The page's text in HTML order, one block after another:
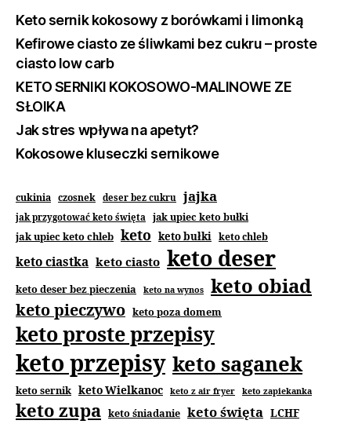
Keto sernik kokosowy z borówkami i limonką
Kefirowe ciasto ze śliwkami bez cukru – proste
ciasto low carb
KETO SERNIKI KOKOSOWO-MALINOWE ZE
SŁOIKA
Jak stres wpływa na apetyt?
Kokosowe kluseczki sernikowe
cukinia czosnek deser bez cukru jajka
jak przygotować keto święta jak upiec keto bułki
jak upiec keto chleb keto keto bułki keto chleb
keto ciastka keto ciasto keto deser
keto deser bez pieczenia keto na wynos keto obiad
keto pieczywo keto poza domem
keto proste przepisy
keto przepisy keto saganek
keto sernik keto Wielkanoc keto z air fryer keto zapiekanka
keto zupa keto śniadanie keto święta LCHF